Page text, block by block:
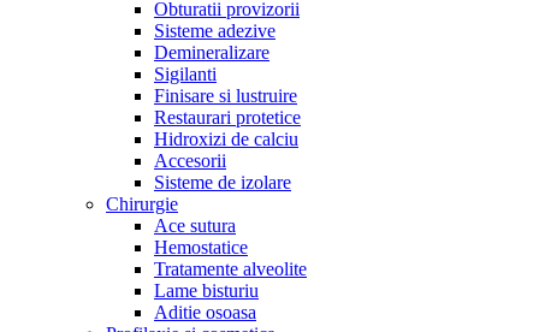
Obturatii provizorii
Sisteme adezive
Demineralizare
Sigilanti
Finisare si lustruire
Restaurari protetice
Hidroxizi de calciu
Accesorii
Sisteme de izolare
Chirurgie
Ace sutura
Hemostatice
Tratamente alveolite
Lame bisturiu
Aditie osoasa